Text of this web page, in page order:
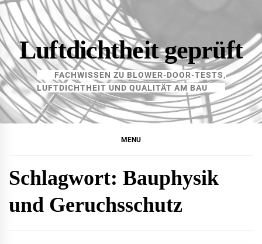
Skip
to
contentLuftdichtheit geprüft
FACHWISSEN ZU BLOWER-DOOR-TESTS,
LUFTDICHTHEIT UND QUALITÄT AM BAU
MENU
Schlagwort: Bauphysik
und Geruchsschutz